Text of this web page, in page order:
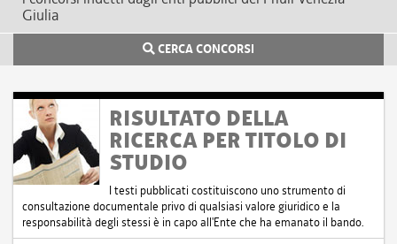
Giulia
CERCA CONCORSI
RISULTATO DELLA
RICERCA PER TITOLO DI
STUDIO
I testi pubblicati costituiscono uno strumento di
consultazione documentale privo di qualsiasi valore giuridico e la
responsabilità degli stessi è in capo all'Ente che ha emanato il bando.